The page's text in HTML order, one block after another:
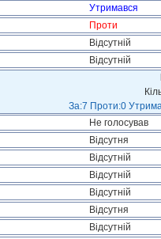
Утримався
Проти
Відсутній
Відсутній
За:7 Проти:0
Не голосував
Відсутня
Відсутній
Відсутній
Відсутній
Відсутня
Відсутній